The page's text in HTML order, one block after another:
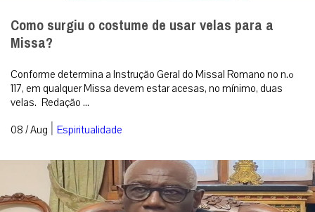
Como surgiu o costume de usar velas para a
Missa?
Conforme determina a Instrução Geral do Missal Romano no n.º
117, em qualquer Missa devem estar acesas, no mínimo, duas
velas. Redação ...
08 / Aug | Espiritualidade